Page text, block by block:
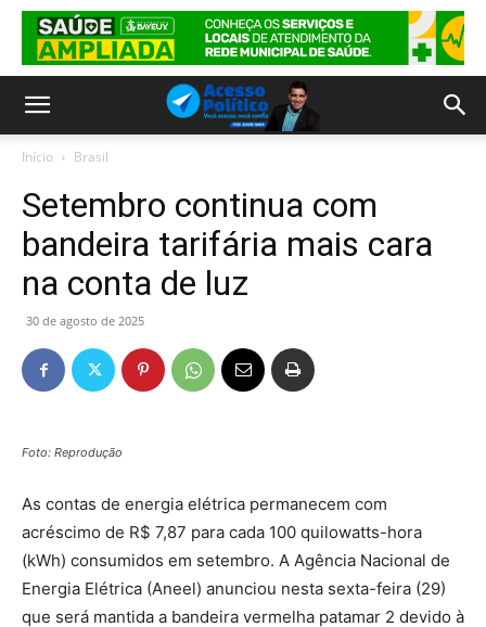
Início Brasil
Setembro continua com
bandeira tarifária mais cara
na conta de luz
30 de agosto de 2025
Foto: Reprodução
As contas de energia elétrica permanecem com
acréscimo de R$ 7,87 para cada 100 quilowatts-hora
(kWh) consumidos em setembro. A Agência Nacional de
Energia Elétrica (Aneel) anunciou nesta sexta-feira (29)
que será mantida a bandeira vermelha patamar 2 devido à